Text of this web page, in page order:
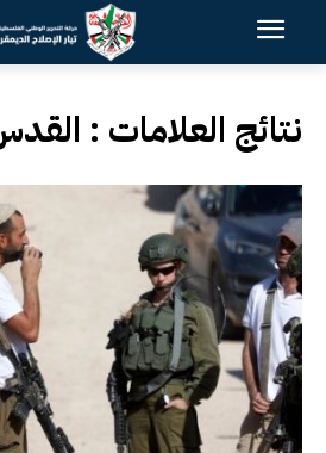
نتائج العلامات :